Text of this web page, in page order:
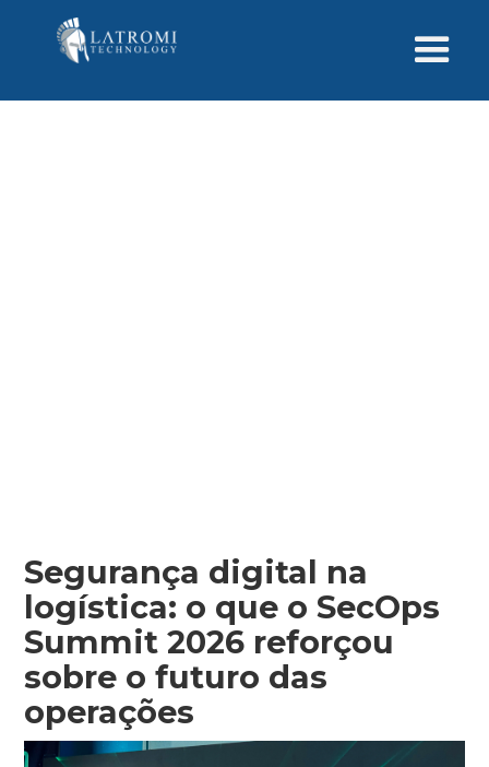
Segurança digital na
logística: o que o SecOps
Summit 2026 reforçou
sobre o futuro das
operações